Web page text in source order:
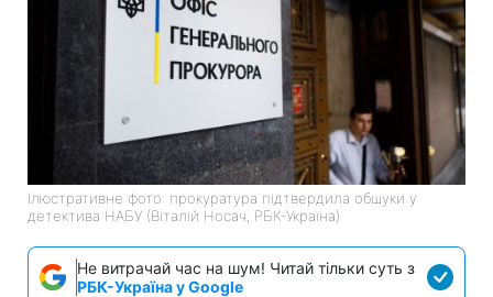
Ілюстративне фото: прокуратура підтвердила обшуки у
детектива НАБУ (Віталій Носач, РБК-Україна)
Не витрачай час на шум! Читай тільки суть з
РБК-Україна у Google